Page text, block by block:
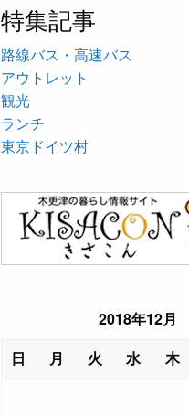
特集記事
路線バス・高速バス
アウトレット
観光
ランチ
東京ドイツ村
2018年12月
日
月 火 水 木